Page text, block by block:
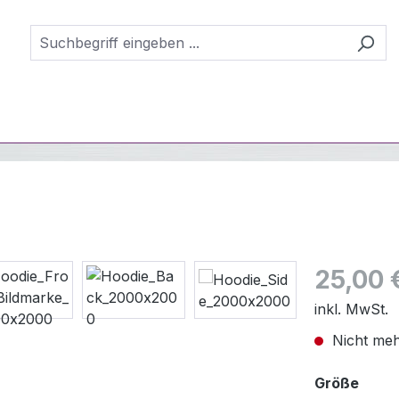
Regulärer
25,00
inkl. MwSt.
Nicht
Größe